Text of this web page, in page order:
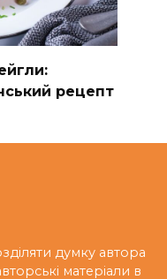
рецепт
думку автора
матеріали в